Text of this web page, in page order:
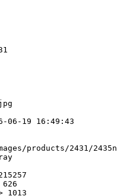
06-19 16:49:43
products/2431/
626
1013